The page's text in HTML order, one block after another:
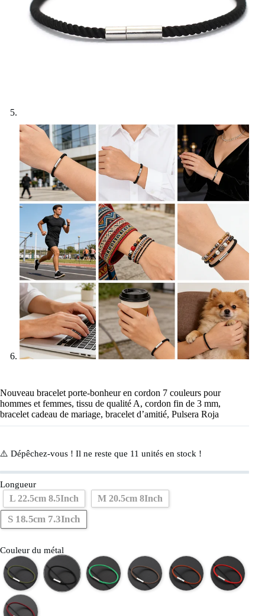
Nouveau bracelet porte-bonheur en cordon 7 couleurs pour
hommes et femmes, tissu de qualité A, cordon fin de 3 mm,
bracelet cadeau de mariage, bracelet d’amitié, Pulsera Roja
⚠️ Dépêchez-vous ! Il ne reste que 11 unités en stock !
Longueur
L 22.5cm 8.5Inch M 20.5cm 8Inch
S 18.5cm 7.3Inch
Couleur du métal